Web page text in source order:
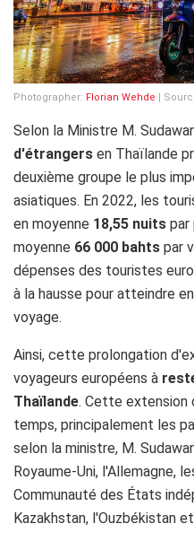
Photographer: Florian Wehde |
Selon la Ministre M.
d'étrangers en Thaïlande
deuxième groupe le plus
asiatiques. En 2022, les
en moyenne 18,55 nuits par
moyenne 66 000 bahts par
dépenses des touristes
à la hausse pour atteindre
voyage.
Ainsi, cette prolongation
voyageurs européens à
Thaïlande. Cette extension
temps, principalement les
selon la ministre, M.
Royaume-Uni, l'Allemagne,
Communauté des États
Kazakhstan, l'Ouzbékistan